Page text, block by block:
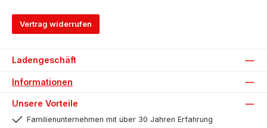
Vertrag widerrufen
Ladengeschäft
Informationen
Unsere Vorteile
Familienunternehmen mit über 30 Jahren Erfahrung